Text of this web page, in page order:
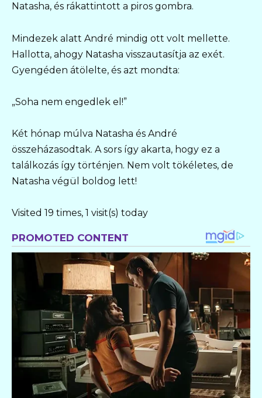
Natasha, és rákattintott a piros gombra.
Mindezek alatt André mindig ott volt mellette.
Hallotta, ahogy Natasha visszautasítja az exét.
Gyengéden átölelte, és azt mondta:
„Soha nem engedlek el!”
Két hónap múlva Natasha és André
összeházasodtak. A sors így akarta, hogy ez a
találkozás így történjen. Nem volt tökéletes, de
Natasha végül boldog lett!
Visited 19 times, 1 visit(s) today